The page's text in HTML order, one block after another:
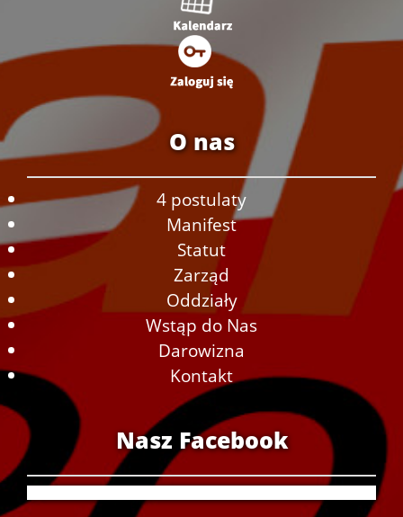
O nas
4 postulaty
Manifest
Statut
Zarząd
Oddziały
Wstąp do Nas
Darowizna
Kontakt
Nasz Facebook